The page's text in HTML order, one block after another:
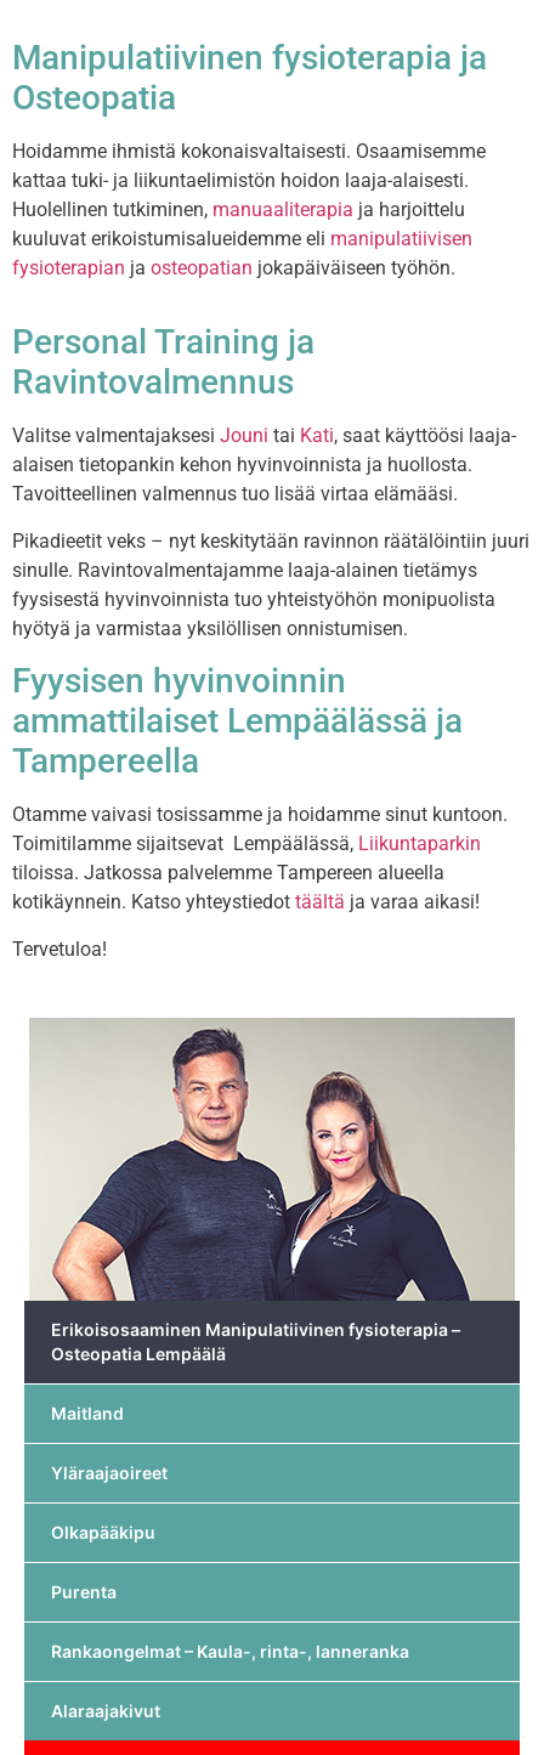
Manipulatiivinen fysioterapia ja
Osteopatia
Hoidamme ihmistä kokonaisvaltaisesti. Osaamisemme
kattaa tuki- ja liikuntaelimistön hoidon laaja-alaisesti.
Huolellinen tutkiminen, manuaaliterapia ja harjoittelu
kuuluvat erikoistumisalueidemme eli manipulatiivisen
fysioterapian ja osteopatian jokapäiväiseen työhön.
Personal Training ja
Ravintovalmennus
Valitse valmentajaksesi Jouni tai Kati, saat käyttöösi laaja-
alaisen tietopankin kehon hyvinvoinnista ja huollosta.
Tavoitteellinen valmennus tuo lisää virtaa elämääsi.
Pikadieetit veks – nyt keskitytään ravinnon räätälöintiin juuri
sinulle. Ravintovalmentajamme laaja-alainen tietämys
fyysisestä hyvinvoinnista tuo yhteistyöhön monipuolista
hyötyä ja varmistaa yksilöllisen onnistumisen.
Fyysisen hyvinvoinnin
ammattilaiset Lempäälässä ja
Tampereella
Otamme vaivasi tosissamme ja hoidamme sinut kuntoon.
Toimitilamme sijaitsevat Lempäälässä, Liikuntaparkin
tiloissa. Jatkossa palvelemme Tampereen alueella
kotikäynnein. Katso yhteystiedot täältä ja varaa aikasi!
Tervetuloa!
Erikoisosaaminen Manipulatiivinen fysioterapia –
Osteopatia Lempäälä
Maitland
Yläraajaoireet
Olkapääkipu
Purenta
Rankaongelmat – Kaula-, rinta-, lanneranka
Alaraajakivut